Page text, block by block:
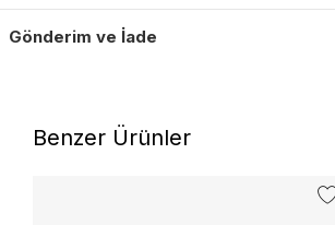
Gönderim ve İade
Benzer Ürünler